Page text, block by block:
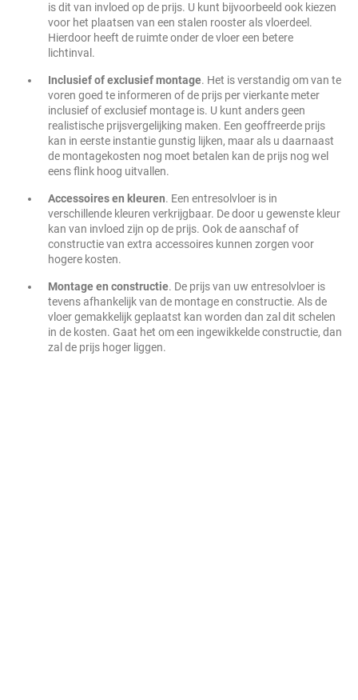
is dit van invloed op de prijs. U kunt bijvoorbeeld ook kiezen
voor het plaatsen van een stalen rooster als vloerdeel.
Hierdoor heeft de ruimte onder de vloer een betere
lichtinval.
Inclusief of exclusief montage. Het is verstandig om van te
voren goed te informeren of de prijs per vierkante meter
inclusief of exclusief montage is. U kunt anders geen
realistische prijsvergelijking maken. Een geoffreerde prijs
kan in eerste instantie gunstig lijken, maar als u daarnaast
de montagekosten nog moet betalen kan de prijs nog wel
eens flink hoog uitvallen.
Accessoires en kleuren. Een entresolvloer is in
verschillende kleuren verkrijgbaar. De door u gewenste kleur
kan van invloed zijn op de prijs. Ook de aanschaf of
constructie van extra accessoires kunnen zorgen voor
hogere kosten.
Montage en constructie. De prijs van uw entresolvloer is
tevens afhankelijk van de montage en constructie. Als de
vloer gemakkelijk geplaatst kan worden dan zal dit schelen
in de kosten. Gaat het om een ingewikkelde constructie, dan
zal de prijs hoger liggen.